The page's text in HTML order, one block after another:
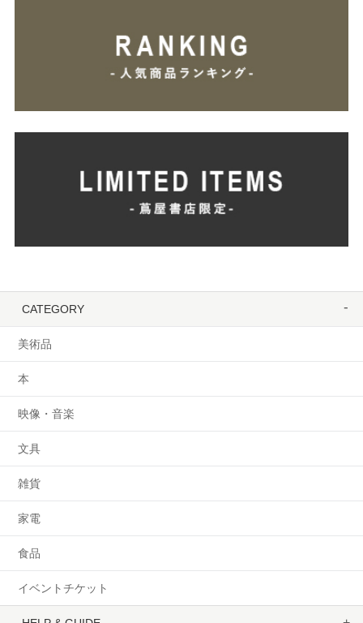
CATEGORY
美術品
本
映像・音楽
文具
雑貨
家電
食品
イベントチケット